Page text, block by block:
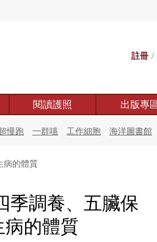
註冊 /
閱讀護照 出版專
慢跑 一群喵 工作細胞 海洋圖書館
病的體質
季調養、五臟保
的體質